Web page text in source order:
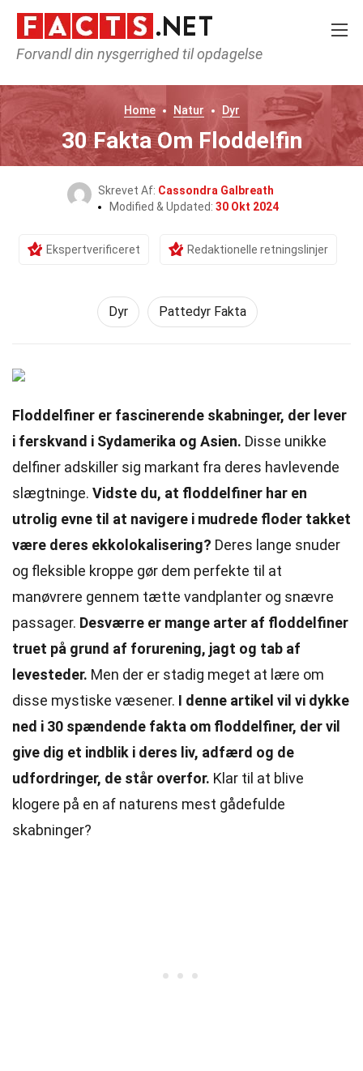
Forvandl din nysgerrighed til opdagelse
Home Natur Dyr
30 Fakta Om Floddelfin
Skrevet Af: Cassondra Galbreath
Modified & Updated: 30 Okt 2024
Ekspertverificeret Redaktionelle retningslinjer
Dyr Pattedyr Fakta
Floddelfiner er fascinerende skabninger, der lever
i ferskvand i Sydamerika og Asien. Disse unikke
delfiner adskiller sig markant fra deres havlevende
slægtninge. Vidste du, at floddelfiner har en
utrolig evne til at navigere i mudrede floder takket
være deres ekkolokalisering? Deres lange snuder
og fleksible kroppe gør dem perfekte til at
manøvrere gennem tætte vandplanter og snævre
passager. Desværre er mange arter af floddelfiner
truet på grund af forurening, jagt og tab af
levesteder. Men der er stadig meget at lære om
disse mystiske væsener. I denne artikel vil vi dykke
ned i 30 spændende fakta om floddelfiner, der vil
give dig et indblik i deres liv, adfærd og de
udfordringer, de står overfor. Klar til at blive
klogere på en af naturens mest gådefulde
skabninger?